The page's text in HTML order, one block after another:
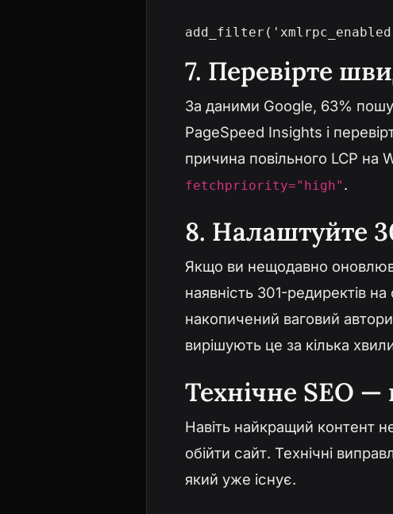
7. Перевірте
За даними Google, 63%
PageSpeed Insights і
причина повільного LCP
fetchpriority="high" .
8. Налаштуйте
Якщо ви нещодавно
наявність 301-редиректів
накопичений ваговий
вирішують це за кілька
Технічне SEO
Навіть найкращий контент
обійти сайт. Технічні
який уже існує.